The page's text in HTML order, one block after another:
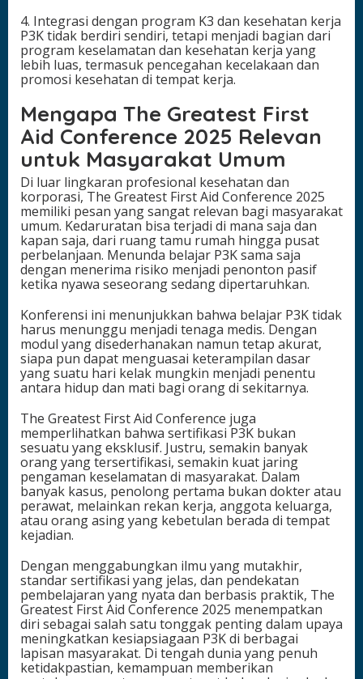
4. Integrasi dengan program K3 dan kesehatan kerja
P3K tidak berdiri sendiri, tetapi menjadi bagian dari
program keselamatan dan kesehatan kerja yang
lebih luas, termasuk pencegahan kecelakaan dan
promosi kesehatan di tempat kerja.
Mengapa The Greatest First
Aid Conference 2025 Relevan
untuk Masyarakat Umum
Di luar lingkaran profesional kesehatan dan
korporasi, The Greatest First Aid Conference 2025
memiliki pesan yang sangat relevan bagi masyarakat
umum. Kedaruratan bisa terjadi di mana saja dan
kapan saja, dari ruang tamu rumah hingga pusat
perbelanjaan. Menunda belajar P3K sama saja
dengan menerima risiko menjadi penonton pasif
ketika nyawa seseorang sedang dipertaruhkan.
Konferensi ini menunjukkan bahwa belajar P3K tidak
harus menunggu menjadi tenaga medis. Dengan
modul yang disederhanakan namun tetap akurat,
siapa pun dapat menguasai keterampilan dasar
yang suatu hari kelak mungkin menjadi penentu
antara hidup dan mati bagi orang di sekitarnya.
The Greatest First Aid Conference juga
memperlihatkan bahwa sertifikasi P3K bukan
sesuatu yang eksklusif. Justru, semakin banyak
orang yang tersertifikasi, semakin kuat jaring
pengaman keselamatan di masyarakat. Dalam
banyak kasus, penolong pertama bukan dokter atau
perawat, melainkan rekan kerja, anggota keluarga,
atau orang asing yang kebetulan berada di tempat
kejadian.
Dengan menggabungkan ilmu yang mutakhir,
standar sertifikasi yang jelas, dan pendekatan
pembelajaran yang nyata dan berbasis praktik, The
Greatest First Aid Conference 2025 menempatkan
diri sebagai salah satu tonggak penting dalam upaya
meningkatkan kesiapsiagaan P3K di berbagai
lapisan masyarakat. Di tengah dunia yang penuh
ketidakpastian, kemampuan memberikan